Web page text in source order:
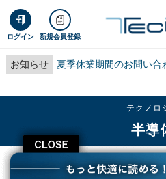
ログイン 新規会員登録
お知らせ 夏季休業期間のお問い合
CLOSE
テクノロ
半導